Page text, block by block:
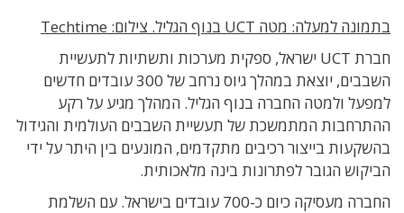
בתמונה למעלה: מטה UCT בנוף הגליל. צילום: Techtime
חברת UCT ישראל, ספקית מערכות ותשתיות לתעשיית
השבבים, יוצאת במהלך גיוס נרחב של 300 עובדים חדשים
למפעל ולמטה החברה בנוף הגליל. המהלך מגיע על רקע
ההתרחבות המתמשכת של תעשיית השבבים העולמית והגידול
בהשקעות בייצור רכיבים מתקדמים, המונעים בין היתר על ידי
הביקוש הגובר לפתרונות בינה מלאכותית.
החברה מעסיקה כיום כ-700 עובדים בישראל. עם השלמת